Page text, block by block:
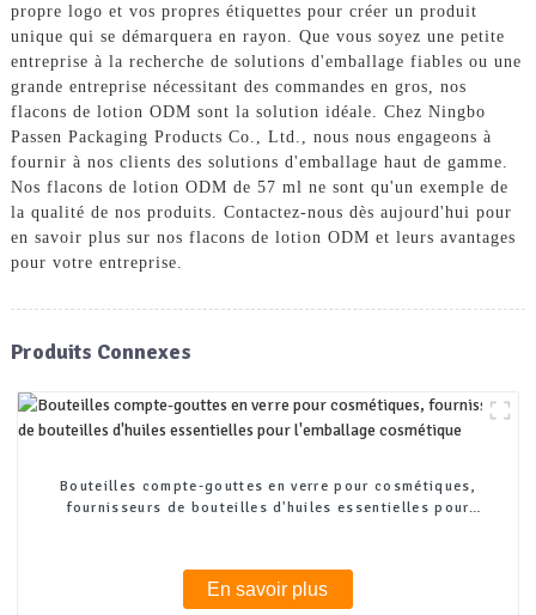
propre logo et vos propres étiquettes pour créer un produit
unique qui se démarquera en rayon. Que vous soyez une petite
entreprise à la recherche de solutions d'emballage fiables ou une
grande entreprise nécessitant des commandes en gros, nos
flacons de lotion ODM sont la solution idéale. Chez Ningbo
Passen Packaging Products Co., Ltd., nous nous engageons à
fournir à nos clients des solutions d'emballage haut de gamme.
Nos flacons de lotion ODM de 57 ml ne sont qu'un exemple de
la qualité de nos produits. Contactez-nous dès aujourd'hui pour
en savoir plus sur nos flacons de lotion ODM et leurs avantages
pour votre entreprise.
Produits Connexes
Bouteilles compte-gouttes en verre pour cosmétiques,
fournisseurs de bouteilles d'huiles essentielles pour
En savoir plus